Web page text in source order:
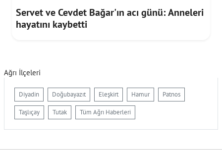
Servet ve Cevdet Bağar'ın acı günü: Anneleri
hayatını kaybetti
Ağrı İlçeleri
Diyadin Doğubayazıt Eleşkirt Hamur Patnos
Taşlıçay Tutak Tüm Ağrı Haberleri